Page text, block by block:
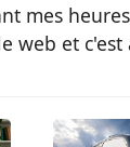
mes
web et c'est